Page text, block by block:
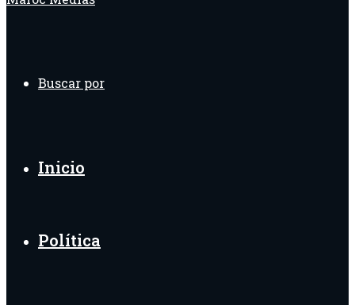
Buscar por
Inicio
Política